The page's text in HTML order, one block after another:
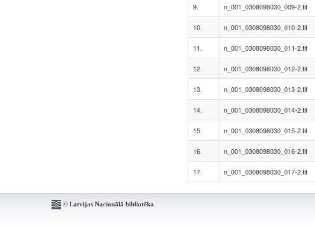
9. n_001_0308098030_009-2.tif
10. n_001_0308098030_010-2.tif
11. n_001_0308098030_011-2.tif
12. n_001_0308098030_012-2.tif
13. n_001_0308098030_013-2.tif
14. n_001_0308098030_014-2.tif
15. n_001_0308098030_015-2.tif
16. n_001_0308098030_016-2.tif
17. n_001_0308098030_017-2.tif
© Latvijas Nacionālā bibliotēka